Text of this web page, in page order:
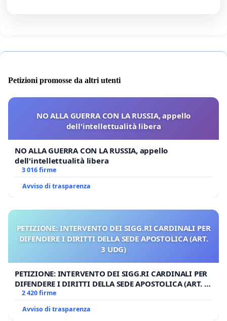
Petizioni promosse da altri utenti
NO ALLA GUERRA CON LA RUSSIA, appello
dell'intellettualità libera
NO ALLA GUERRA CON LA RUSSIA, appello
dell'intellettualità libera
3 016 firme
Avviso di trasparenza
PETIZIONE: INTERVENTO DEI SIGG.RI CARDINALI PER
DIFENDERE I DIRITTI DELLA SEDE APOSTOLICA (ART.
3 UDG)
PETIZIONE: INTERVENTO DEI SIGG.RI CARDINALI PER
DIFENDERE I DIRITTI DELLA SEDE APOSTOLICA (ART. 3
UDG)
2 420 firme
Avviso di trasparenza